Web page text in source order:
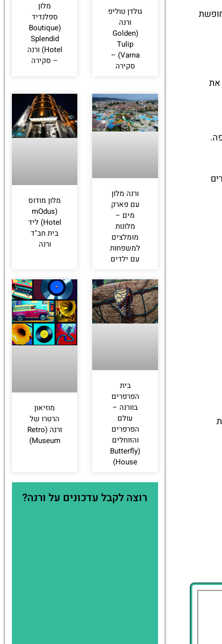
את
גולדן טוליפ
ורנה
(Golden
Tulip
Varna) –
סקירה
מלון
ספלנדיד
(Boutique
Splendid
Hotel) ורנה
– סקירה
ורנה מלון
עם פארק
מים –
מלונות
מומלצים
למשפחות
עם ילדים
מלון מודוס
(mOdus
Hotel) ליד
בית חב"ד
ורנה
בית
הפרפרים
בוורנה –
עולם
הפרפרים
והזוחלים
(Butterfly
House)
מוזיאון
הרטרו של
ורנה (Retro
Museum)
רוצה לקבל עדכונים על ורנה?